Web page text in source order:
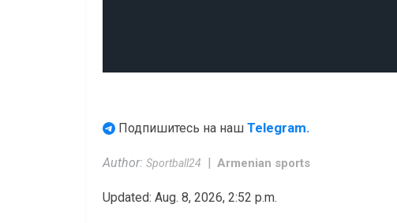
Подпишитесь на наш Telegram.
Author: Sportball24 Armenian sports
Updated: Aug. 8, 2026, 2:52 p.m.